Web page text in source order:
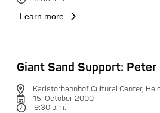
Learn more
Giant Sand Support:
Karlstorbahnhof Cultural Center,
15. October 2000
9:30 p.m.